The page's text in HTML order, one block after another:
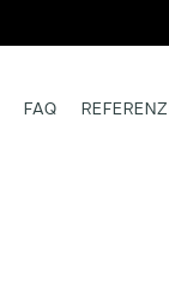
FAQ